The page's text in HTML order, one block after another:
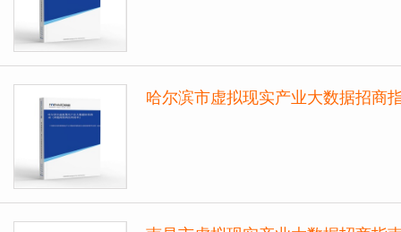
哈尔滨市虚拟现实产业大数据招商